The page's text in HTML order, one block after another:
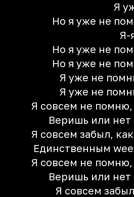
Я
Но я уже не
Я-
Но я уже не
Но я уже не
Я уже не
Я уже не
Я совсем не
Веришь или нет
Я совсем забыл,
Единственным
Я совсем не
Веришь или нет
Я совсем